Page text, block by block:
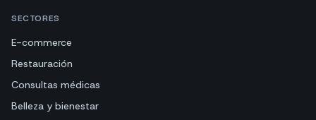
SECTORES
E-commerce
Restauración
Consultas médicas
Belleza y bienestar